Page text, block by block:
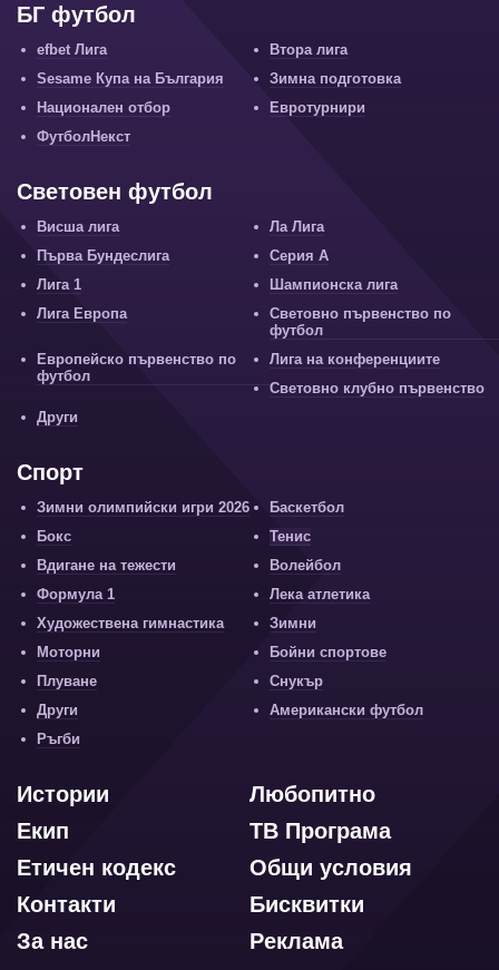
БГ футбол
efbet Лига
Втора лига
Sesame Купа на България
Зимна подготовка
Национален отбор
Евротурнири
ФутболНекст
Световен футбол
Висша лига
Ла Лига
Първа Бундеслига
Серия А
Лига 1
Шампионска лига
Лига Европа
Световно първенство по
футбол
Европейско първенство по
футбол
Лига на конференциите
Световно клубно първенство
Други
Спорт
Зимни олимпийски игри 2026
Баскетбол
Бокс
Тенис
Вдигане на тежести
Волейбол
Формула 1
Лека атлетика
Художествена гимнастика
Зимни
Моторни
Бойни спортове
Плуване
Снукър
Други
Американски футбол
Ръгби
Любопитно
Истории
ТВ Програма
Екип
Общи условия
Етичен кодекс
Бисквитки
Контакти
Реклама
За нас